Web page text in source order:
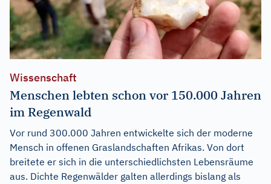
Wissenschaft
Menschen lebten schon vor 150.000 Jahren
im Regenwald
Vor rund 300.000 Jahren entwickelte sich der moderne
Mensch in offenen Graslandschaften Afrikas. Von dort
breitete er sich in die unterschiedlichsten Lebensräume
aus. Dichte Regenwälder galten allerdings bislang als